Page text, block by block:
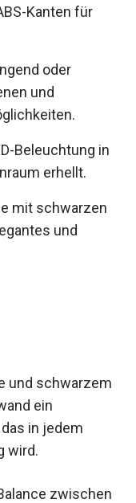
Kanten für
oder
und
Beleuchtung in
erhellt.
mit schwarzen
und
und schwarzem
ein
in jedem
wird.
zwischen